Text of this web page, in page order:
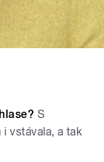
S
vstávala, a tak